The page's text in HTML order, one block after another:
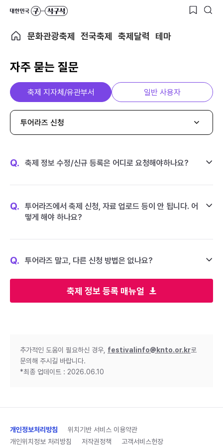
문화관광축제 전국축제 축제달력 테마
자주 묻는 질문
축제 정보 등록 매뉴얼
축제 지자체/유관부서 일반 사용자
투어라즈 신청
Q. 축제 정보 수정/신규 등록은 어디로 요청해야하나요?
Q.
투어라즈에서 축제 신청, 자료 업로드 등이 안 됩니다. 어
떻게 해야 하나요?
Q. 투어라즈 말고, 다른 신청 방법은 없나요?
추가적인 도움이 필요하신 경우, festivalinfo@knto.or.kr로
문의해 주시길 바랍니다.
*최종 업데이트 : 2026.06.10
개인정보처리방침
위치기반 서비스 이용약관
개인위치정보 처리방침
저작권정책 고객서비스헌장